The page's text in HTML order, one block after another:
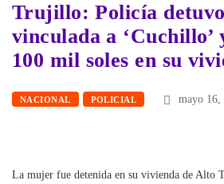
Trujillo: Policía
vinculada a ‘Cuchillo’
100 mil soles en su
NACIONAL POLICIAL mayo 16,
La mujer fue detenida en su vivienda de Alto